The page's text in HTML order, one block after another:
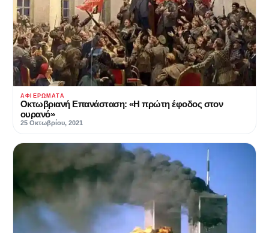
ΑΦΙΕΡΏΜΑΤΑ
Οκτωβριανή Επανάσταση: «Η πρώτη έφοδος στον
ουρανό»
25 Οκτωβρίου, 2021